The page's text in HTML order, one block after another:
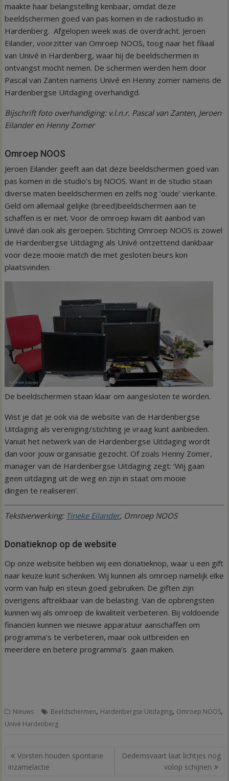
maakte haar belangstelling kenbaar, omdat deze
beeldschermen goed van pas komen in de radiostudio in
Hardenberg. Afgelopen week was de overdracht. Jeroen
Eilander, voorzitter van Omroep NOOS, toog naar het filiaal
van Univé in Hardenberg, waar hij de beeldschermen in
ontvangst mocht nemen. De schermen werden hem door
Pascal van Zanten namens Univé en Henny zomer namens de
Hardenbergse Uitdaging overhandigd.
Bijschrift foto overhandiging: v.l.n.r. Pascal van Zanten, Jeroen
Eilander en Henny Zomer
Omroep NOOS
Jeroen Eilander geeft aan dat deze beeldschermen goed van
pas komen in de studio’s bij NOOS. Want in de studio staan
diverse maten beeldschermen en zelfs nog ‘oude’ vierkante.
Geld om allemaal gelijke (breed)beeldschermen aan te
schaffen is er niet. Voor de omroep kwam dit aanbod van
Univé dan ook als geroepen. Stichting Omroep NOOS is zowel
de Hardenbergse Uitdaging als Univé ontzettend dankbaar
voor deze mooie match die met gesloten beurs kon
plaatsvinden.
De beeldschermen staan klaar om aangesloten te worden.
Wist je dat je ook via de website van de Hardenbergse
Uitdaging als vereniging/stichting je vraag kunt aanbieden.
Vanuit het netwerk van de Hardenbergse Uitdaging wordt
dan voor jouw organisatie gezocht. Of zoals Henny Zomer,
manager van de Hardenbergse Uitdaging zegt: ‘Wij gaan
geen uitdaging uit de weg en zijn in staat om mooie
dingen te realiseren’.
Tekstverwerking: Tineke Eilander, Omroep NOOS
Donatieknop op de website
Op onze website hebben wij een donatieknop, waar u een gift
naar keuze kunt schenken. Wij kunnen als omroep namelijk elke
vorm van hulp en steun goed gebruiken. De giften zijn
overigens aftrekbaar van de belasting. Van de opbrengsten
kunnen wij als omroep de kwaliteit verbeteren. Bij voldoende
financiën kunnen we nieuwe apparatuur aanschaffen om
programma’s te verbeteren, maar ook uitbreiden en
meerdere en betere programma’s gaan maken.
Nieuws Beeldschermen, Hardenbergse Uitdaging, Omroep NOOS,
Univé Hardenberg
Bericht
navigatie
Vorsten houden spontane
inzamelactie
Dedemsvaart laat lichtjes nog
volop schijnen